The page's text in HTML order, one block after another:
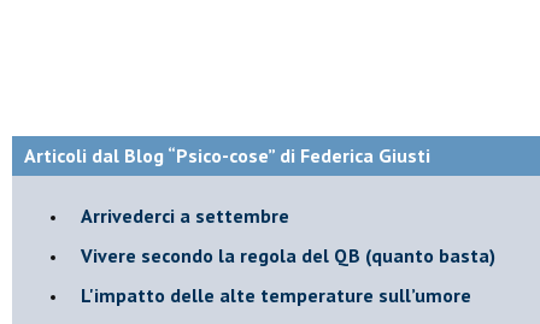
Articoli dal Blog “Psico-cose” di Federica Giusti
​Arrivederci a settembre
​Vivere secondo la regola del QB (quanto basta)
​L'impatto delle alte temperature sull’umore